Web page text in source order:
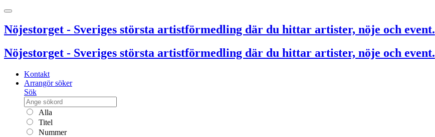
Nöjestorget - Sveriges största artistförmedling där du hittar artister, nöje och event.
Nöjestorget - Sveriges största artistförmedling där du hittar artister, nöje och event.
Kontakt
Arrangör söker
Sök
Alla
Titel
Nummer